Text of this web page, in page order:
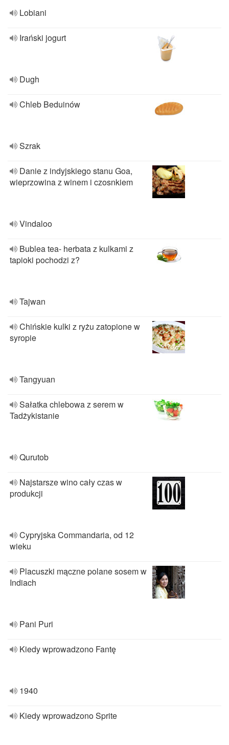
Lobiani
Irański jogurt
Dugh
Chleb Beduinów
Szrak
Danie z indyjskiego stanu Goa,
wieprzowina z winem i czosnkiem
Vindaloo
Bublea tea- herbata z kulkami z
tapioki pochodzi z?
Tajwan
Chińskie kulki z ryżu zatopione w
syropie
Tangyuan
Sałatka chlebowa z serem w
Tadżykistanie
Qurutob
Najstarsze wino cały czas w
produkcji
Cypryjska Commandaria, od 12
wieku
Placuszki mączne polane sosem w
Indiach
Pani Puri
Kiedy wprowadzono Fantę
1940
Kiedy wprowadzono Sprite